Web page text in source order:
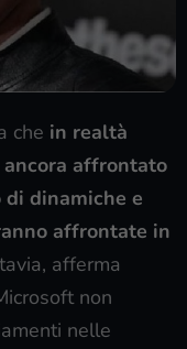
che in realtà
affrontato
dinamiche e
affrontate in
afferma
non
nelle